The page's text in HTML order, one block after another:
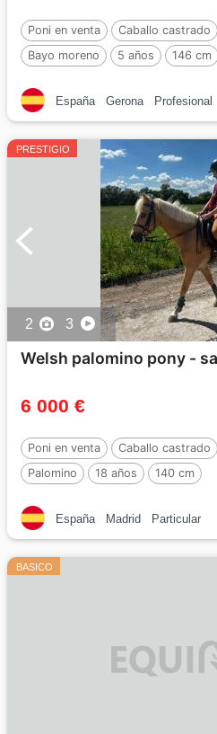
Poni en venta Caballo castrado
Bayo moreno
5 años 146 cm
España Gerona Profesional
PRESTIGIO
2 3
Welsh palomino pony -
6 000 €
Poni en venta Caballo castrado
Palomino
18 años 140 cm
España Madrid Particular
BASICO